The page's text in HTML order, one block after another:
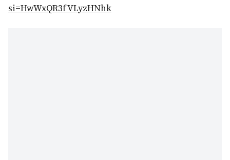
si=HwWxQR3fVLyzHNhk